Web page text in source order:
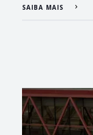
SAIBA MAIS